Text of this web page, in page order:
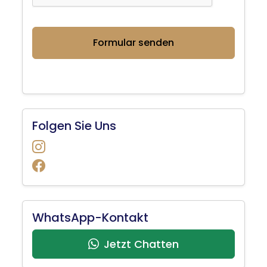
*
H
Folgen Sie Uns
WhatsApp-Kontakt
Jetzt Chatten